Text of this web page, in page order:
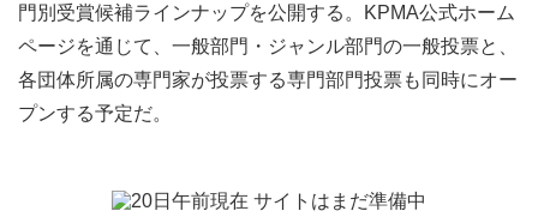
門別受賞候補ラインナップを公開する。KPMA公式ホーム
ページを通じて、一般部門・ジャンル部門の一般投票と、
各団体所属の専門家が投票する専門部門投票も同時にオー
プンする予定だ。